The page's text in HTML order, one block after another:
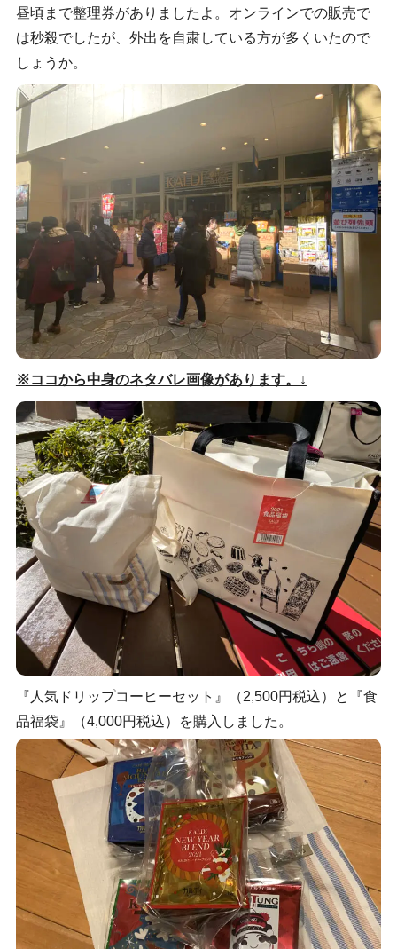
昼頃まで整理券がありましたよ。オンラインでの販売で
は秒殺でしたが、外出を自粛している方が多くいたので
しょうか。
※ココから中身のネタバレ画像があります。↓
『人気ドリップコーヒーセット』（2,500円税込）と『食
品福袋』（4,000円税込）を購入しました。